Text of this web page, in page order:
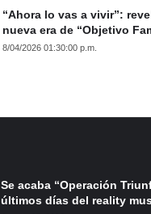
“Ahora lo vas a vivir”:
nueva era de “Objetivo
8/04/2026 01:30:00 p.m.
Se acaba “Operación
últimos días del reality